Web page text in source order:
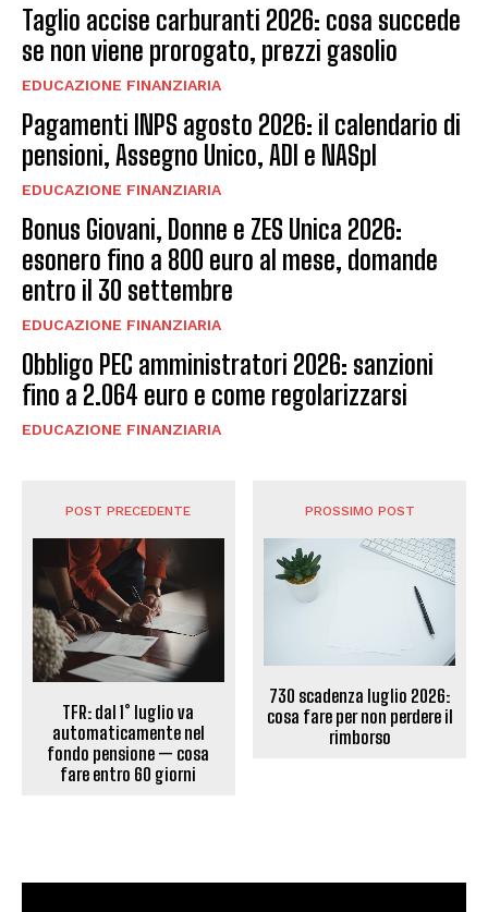
Taglio accise carburanti 2026: cosa succede
se non viene prorogato, prezzi gasolio
EDUCAZIONE FINANZIARIA
Pagamenti INPS agosto 2026: il calendario di
pensioni, Assegno Unico, ADI e NASpI
EDUCAZIONE FINANZIARIA
Bonus Giovani, Donne e ZES Unica 2026:
esonero fino a 800 euro al mese, domande
entro il 30 settembre
EDUCAZIONE FINANZIARIA
Obbligo PEC amministratori 2026: sanzioni
fino a 2.064 euro e come regolarizzarsi
EDUCAZIONE FINANZIARIA
POST PRECEDENTE
TFR: dal 1° luglio va
automaticamente nel
fondo pensione — cosa
fare entro 60 giorni
PROSSIMO POST
730 scadenza luglio 2026:
cosa fare per non perdere il
rimborso